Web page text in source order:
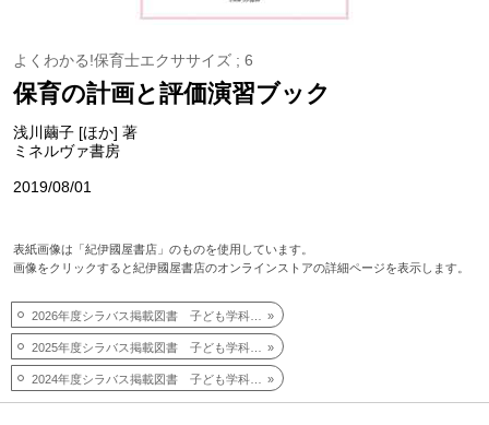
よくわかる!保育士エクササイズ ; 6
保育の計画と評価演習ブック
浅川繭子 [ほか] 著
ミネルヴァ書房
2019/08/01
表紙画像は「紀伊國屋書店」のものを使用しています。
画像をクリックすると紀伊國屋書店のオンラインストアの詳細ページを表示します。
2026年度シラバス掲載図書 子ども学科科目
2025年度シラバス掲載図書 子ども学科科目
2024年度シラバス掲載図書 子ども学科科目